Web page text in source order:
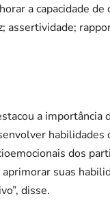
a capacidade
assertividade;
a importância
dos
suas
disse.